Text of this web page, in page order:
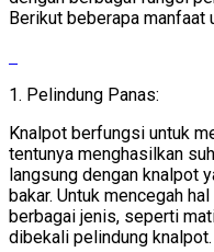
Berikut beberapa manfaat
1. Pelindung Panas:
Knalpot berfungsi untuk
tentunya menghasilkan
langsung dengan knalpot
bakar. Untuk mencegah
berbagai jenis, seperti
dibekali pelindung knalpot.